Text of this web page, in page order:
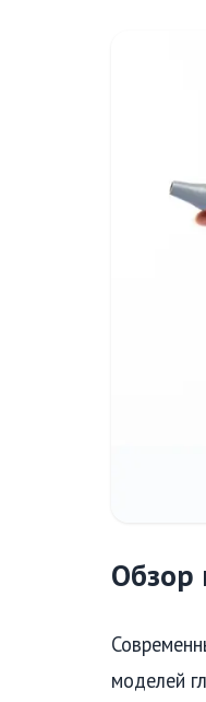
Обзор
моделей